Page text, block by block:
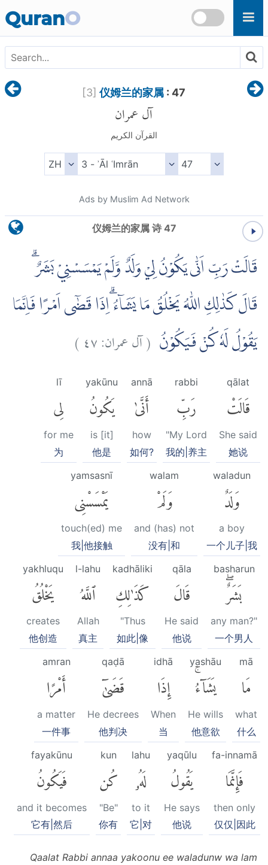
QuranO
[3] 仪姆兰的家属 : 47
آل عمران
القرآن الكريم
Ads by Muslim Ad Network
仪姆兰的家属 诗 47
قَالَتْ رَبِّ اَنّٰى يَكُوْنُ لِيْ وَلَدٌ وَّلَمْ يَمْسَسْنِيْ بَشَرٌ ۗ
قَالَ كَذٰلِكِ اللّٰهُ يَخْلُقُ مَا يَشَاۤءُ ۗاِذَا قَضٰٓى اَمْرًا فَاِنَّمَا
يَقُوْلُ لَهٗ كُنْ فَيَكُوْنُ (آل عمران:٤٧)
qālat
قَالَتْ
She said
她说
rabbi
رَبِّ
"My Lord
我的|养主
annā
أَنَّىٰ
how
如何?
yakūnu
يَكُونُ
is [it]
他是
lī
لِى
for me
为
waladun
وَلَدٌ
a boy
一个儿子|我
walam
وَلَمْ
and (has) not
没有|和
yamsasnī
يَمْسَسْنِى
touch(ed) me
我|他接触
basharun
بَشَرٌۖ
any man?"
一个男人
qāla
قَالَ
He said
他说
kadhāliki
كَذَٰلِكِ
"Thus
如此|像
l-lahu
ٱللَّهُ
Allah
真主
yakhluqu
يَخْلُقُ
creates
他创造
mā
مَا
what
什么
yashāu
يَشَآءُۚ
He wills
他意欲
idhā
إِذَا
When
当
qaḍā
قَضَىٰٓ
He decrees
他判决
amran
أَمْرًا
a matter
一件事
fa-innamā
فَإِنَّمَا
then only
仅仅|因此
yaqūlu
يَقُولُ
He says
他说
lahu
لَهُۥ
to it
它|对
kun
كُن
"Be"
你有
fayakūnu
فَيَكُونُ
and it becomes
它有|然后
Qaalat Rabbi annaa yakoonu ee waladunw wa lam